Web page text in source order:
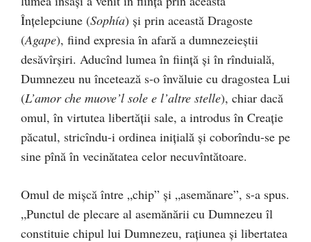
Înțelepciune (Sophía) și prin această Dragoste
(Agape), fiind expresia în afară a dumnezeieștii
desăvîrșiri. Aducînd lumea în ființă și în rînduială,
Dumnezeu nu încetează s-o învăluie cu dragostea Lui
(L’amor che muove’l sole e l’altre stelle), chiar dacă
omul, în virtutea libertății sale, a introdus în Creație
păcatul, stricîndu-i ordinea inițială și coborîndu-se pe
sine pînă în vecinătatea celor necuvîntătoare.
Omul de mișcă între „chip” și „asemănare”, s-a spus.
„Punctul de plecare al asemănării cu Dumnezeu îl
constituie chipul lui Dumnezeu, rațiunea și libertatea